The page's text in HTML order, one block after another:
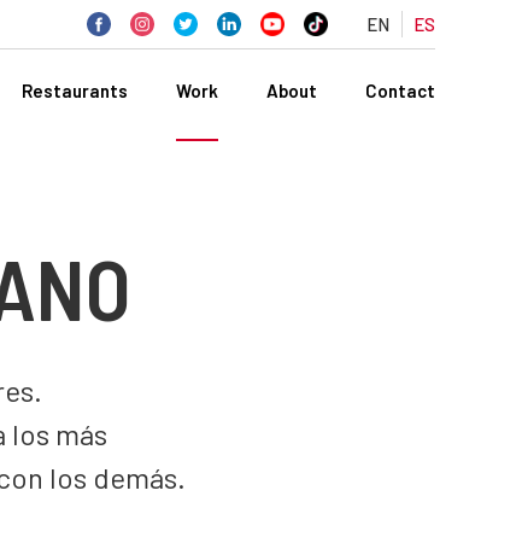
EN ES
Restaurants Work About Contact
los más
los demás.